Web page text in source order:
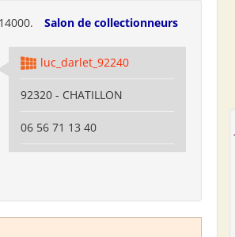
14000. Salon de collectionneurs
luc_darlet_92240
92320 - CHATILLON
06 56 71 13 40